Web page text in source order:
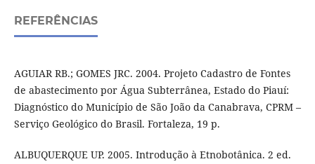
REFERÊNCIAS
AGUIAR RB.; GOMES JRC. 2004. Projeto Cadastro de Fontes
de abastecimento por Água Subterrânea, Estado do Piauí:
Diagnóstico do Município de São João da Canabrava, CPRM –
Serviço Geológico do Brasil. Fortaleza, 19 p.
ALBUQUERQUE UP. 2005. Introdução à Etnobotânica. 2 ed.